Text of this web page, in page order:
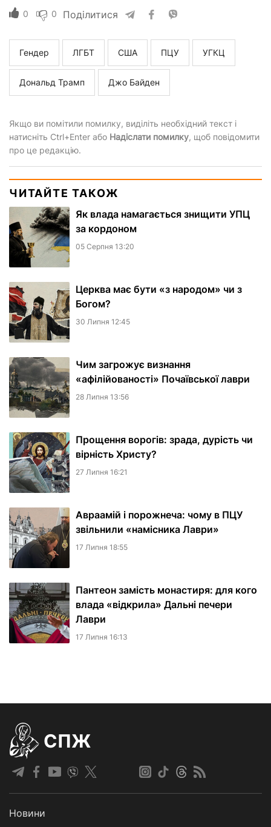
0 0 Поділитися
Гендер ЛГБТ США ПЦУ УГКЦ
Дональд Трамп Джо Байден
Якщо ви помітили помилку, виділіть необхідний текст і
натисніть Ctrl+Enter або Надіслати помилку, щоб повідомити
про це редакцію.
ЧИТАЙТЕ ТАКОЖ
Як влада намагається знищити УПЦ
за кордоном
05 Серпня 13:20
Церква має бути «з народом» чи з
Богом?
30 Липня 12:45
Чим загрожує визнання
«афілійованості» Почаївської лаври
28 Липня 13:56
Прощення ворогів: зрада, дурість чи
вірність Христу?
27 Липня 16:21
Авраамій і порожнеча: чому в ПЦУ
звільнили «намісника Лаври»
17 Липня 18:55
Пантеон замість монастиря: для кого
влада «відкрила» Дальні печери
Лаври
17 Липня 16:13
СПЖ
Новини